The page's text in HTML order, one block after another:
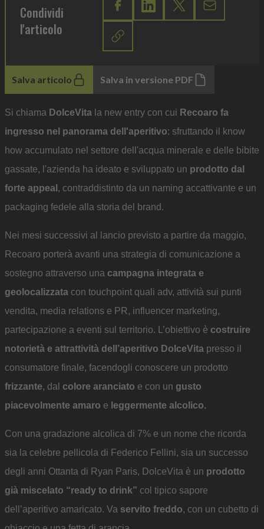
Condividi
l'articolo
Salva articolo Salva in versione PDF
Si chiama DolceVita la new entry con cui Recoaro fa
ingresso nel panorama dell'aperitivo: sfruttando il know
how accumulato nel settore dell'acqua minerale e delle bibite
gassate, l'azienda ha ideato e sviluppato un prodotto dal
forte appeal , contraddistinto da un naming accattivante e un
packaging fedele alla storia del brand.
Nei mesi successivi al lancio previsto a partire da maggio,
Recoaro porterà avanti una strategia di comunicazione a
sostegno attraverso una campagna integrata e
geolocalizzata con touchpoint quali adv, attività sui punti
vendita, media relations e PR, influencer marketing,
partecipazione a eventi sul territorio. L’obiettivo è costruire
notorietà e attrattività dell’aperitivo DolceVita presso il
consumatore finale, facendogli conoscere un prodotto
frizzante, dal colore aranciato e con un gusto
piacevolmente amaro e leggermente alcolico.
Con una gradazione alcolica di 7% e un nome che ricorda
sia la celebre pellicola di Federico Fellini, sia un successo
degli anni Ottanta di Ryan Paris, DolceVita è un prodotto
già miscelato “ready to drink” col tipico sapore
dell’aperitivo amaricato. Va servito freddo, con un cubetto di